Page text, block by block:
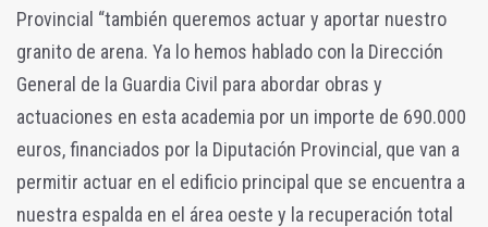
Provincial “también queremos actuar y aportar nuestro
granito de arena. Ya lo hemos hablado con la Dirección
General de la Guardia Civil para abordar obras y
actuaciones en esta academia por un importe de 690.000
euros, financiados por la Diputación Provincial, que van a
permitir actuar en el edificio principal que se encuentra a
nuestra espalda en el área oeste y la recuperación total